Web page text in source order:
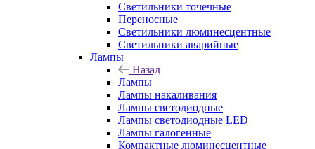
Cветильники точечные
Переносные
Светильники люминесцентные
Светильники аварийные
Лампы
Назад
Лампы
Лампы накаливания
Лампы светодиодные
Лампы светодиодные LED
Лампы галогенные
Компактные люминесцентные